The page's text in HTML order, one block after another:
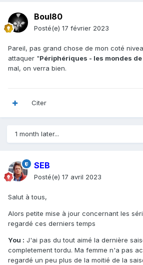
Boul80
Posté(e) 17 février 2023
Pareil, pas grand chose de mon coté
attaquer "Périphériques - les mondes
mal, on verra bien.
Citer
1 month later...
SEB
Posté(e) 17 avril 2023
Salut à tous,
Alors petite mise à jour concernant les
regardé ces derniers temps
You : J'ai pas du tout aimé la dernière
completement tordu. Ma femme n'a pas
regardé un peu plus de la moitié de la